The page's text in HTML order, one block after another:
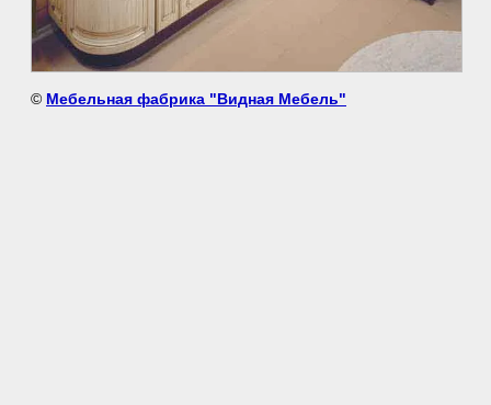
© Мебельная фабрика "Видная Мебель"